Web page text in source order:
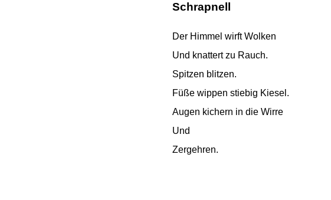
Schrapnell
Der Himmel wirft Wolken
Und knattert zu Rauch.
Spitzen blitzen.
Füße wippen stiebig Kiesel.
Augen kichern in die Wirre
Und
Zergehren.